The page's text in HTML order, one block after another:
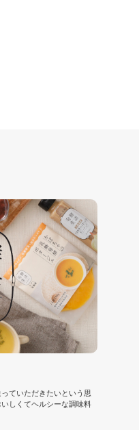
ていただきたいという思
しくてヘルシーな調味料